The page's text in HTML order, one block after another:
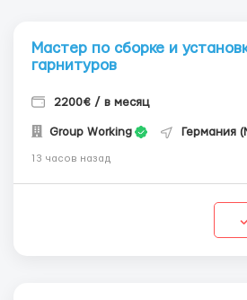
Мастер по сборке и
гарнитуров
2200€ / в месяц
Group Working Германия
13 часов назад